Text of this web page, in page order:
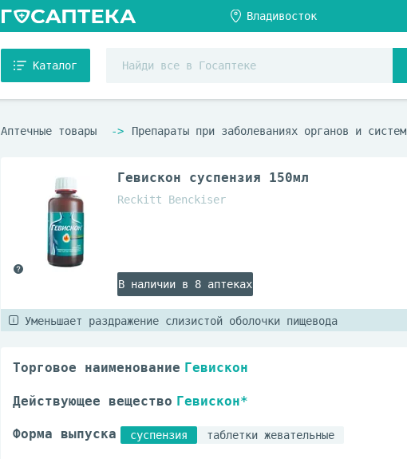
Каталог
Аптечные товары Препараты при заболеваниях органов и систем
Гевискон суспензия 150мл
Reckitt Benckiser
В наличии в 8 аптеках
Уменьшает раздражение слизистой оболочки пищевода
Торговое наименование Гевискон
Действующее вещество Гевискон*
Форма выпуска суспензия таблетки жевательные